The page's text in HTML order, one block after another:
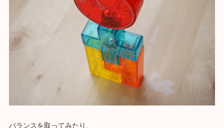
バランスを取ってみたり、